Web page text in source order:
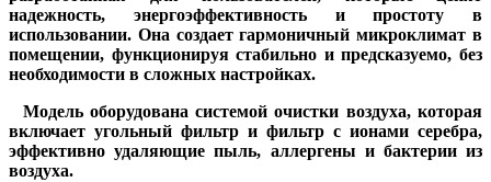
надежность, энергоэффективность и простоту в
использовании. Она создает гармоничный микроклимат в
помещении, функционируя стабильно и предсказуемо, без
необходимости в сложных настройках.
Модель оборудована системой очистки воздуха, которая
включает угольный фильтр и фильтр с ионами серебра,
эффективно удаляющие пыль, аллергены и бактерии из
воздуха.